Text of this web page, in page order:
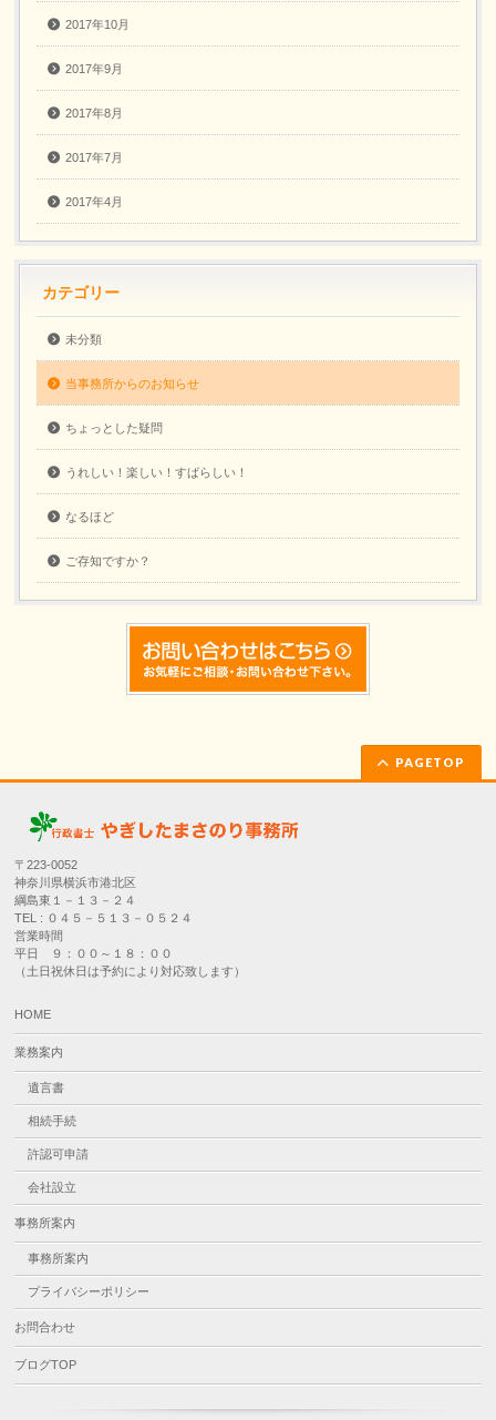
2017年10月
2017年9月
2017年8月
2017年7月
2017年4月
カテゴリー
未分類
当事務所からのお知らせ
ちょっとした疑問
うれしい！楽しい！すばらしい！
なるほど
ご存知ですか？
PAGETOP
〒223-0052
神奈川県横浜市港北区
綱島東１－１３－２４
TEL : ０４５－５１３－０５２４
営業時間
平日 ９：００～１８：００
（土日祝休日は予約により対応致します）
HOME
業務案内
遺言書
相続手続
許認可申請
会社設立
事務所案内
事務所案内
プライバシーポリシー
お問合わせ
ブログTOP